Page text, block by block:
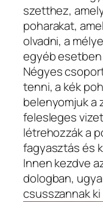
szetthez,
poharakat,
olvadni, a
egyéb esetben
Négyes
tenni, a kék
belenyomjuk a
felesleges
létrehozzák a
fagyasztás és
Innen kezdve
dologban,
csusszannak ki